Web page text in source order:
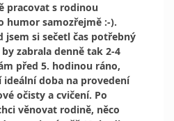
pracovat s rodinou
humor samozřejmě :-).
jsem si sečetl čas potřebný
zabrala denně tak 2-4
před 5. hodinou ráno,
ideální doba na provedení
očisty a cvičení. Po
věnovat rodině, něco